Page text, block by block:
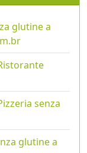
glutine a
senza
glutine a